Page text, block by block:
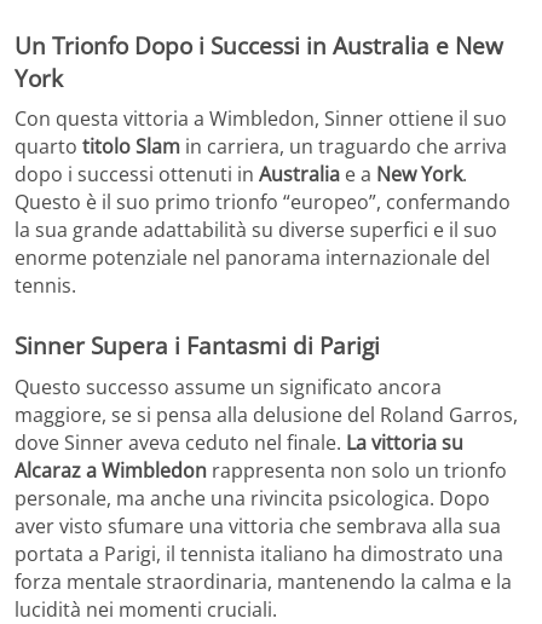
Un Trionfo Dopo i Successi in Australia e New
York
Con questa vittoria a Wimbledon, Sinner ottiene il suo
quarto titolo Slam in carriera, un traguardo che arriva
dopo i successi ottenuti in Australia e a New York.
Questo è il suo primo trionfo “europeo”, confermando
la sua grande adattabilità su diverse superfici e il suo
enorme potenziale nel panorama internazionale del
tennis.
Sinner Supera i Fantasmi di Parigi
Questo successo assume un significato ancora
maggiore, se si pensa alla delusione del Roland Garros,
dove Sinner aveva ceduto nel finale. La vittoria su
Alcaraz a Wimbledon rappresenta non solo un trionfo
personale, ma anche una rivincita psicologica. Dopo
aver visto sfumare una vittoria che sembrava alla sua
portata a Parigi, il tennista italiano ha dimostrato una
forza mentale straordinaria, mantenendo la calma e la
lucidità nei momenti cruciali.